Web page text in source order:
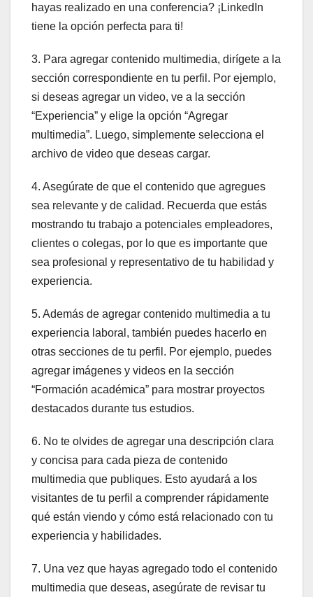
hayas realizado en una conferencia? ¡LinkedIn
tiene la opción perfecta para ti!
3. Para agregar contenido multimedia, dirígete a la
sección correspondiente en tu perfil. Por ejemplo,
si deseas agregar un video, ve a la sección
“Experiencia” y elige la opción “Agregar
multimedia”. Luego, simplemente selecciona el
archivo de video que deseas cargar.
4. Asegúrate de que el contenido que agregues
sea relevante y de calidad. Recuerda que estás
mostrando tu trabajo a potenciales empleadores,
clientes o colegas, por lo que es importante que
sea profesional y representativo de tu habilidad y
experiencia.
5. Además de agregar contenido multimedia a tu
experiencia laboral, también puedes hacerlo en
otras secciones de tu perfil. Por ejemplo, puedes
agregar imágenes y videos en la sección
“Formación académica” para mostrar proyectos
destacados durante tus estudios.
6. No te olvides de agregar una descripción clara
y concisa para cada pieza de contenido
multimedia que publiques. Esto ayudará a los
visitantes de tu perfil a comprender rápidamente
qué están viendo y cómo está relacionado con tu
experiencia y habilidades.
7. Una vez que hayas agregado todo el contenido
multimedia que deseas, asegúrate de revisar tu